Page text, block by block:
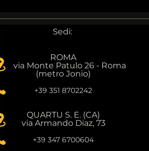
Sedi:
ROMA
via Monte Patulo 26 - Roma
(metro Jonio)
+39 351 8702242
QUARTU S. E. (CA)
via Armando Diaz, 73
+39 347 6700604